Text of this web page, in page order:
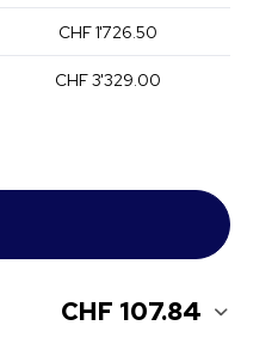
CHF 1'726.50
CHF 3'329.00
CHF 107.84